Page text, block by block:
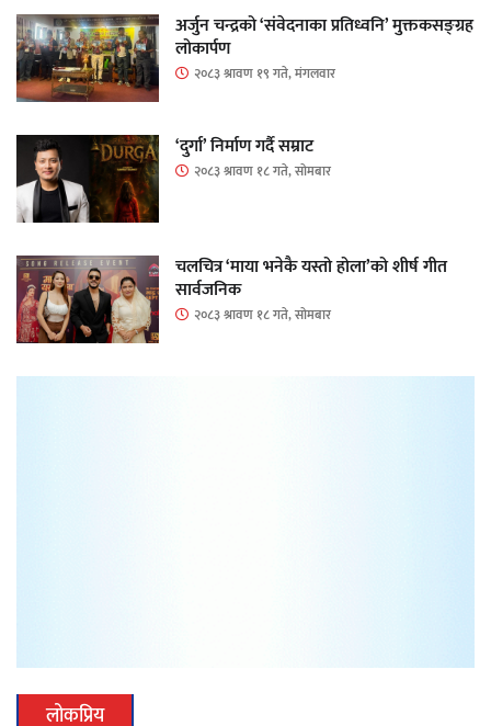
अर्जुन चन्द्रको ‘संवेदनाका प्रतिध्वनि’ मुक्तकसङ्ग्रह
लोकार्पण
२०८३ श्रावण १९ गते, मंगलवार
‘दुर्गा’ निर्माण गर्दै सम्राट
२०८३ श्रावण १८ गते, सोमबार
चलचित्र ‘माया भनेकै यस्तो होला’को शीर्ष गीत
सार्वजनिक
२०८३ श्रावण १८ गते, सोमबार
लोकप्रिय